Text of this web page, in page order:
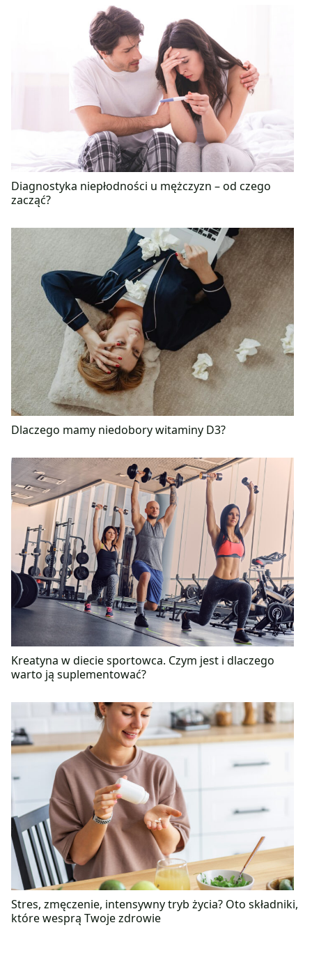
Diagnostyka niepłodności u mężczyzn – od czego
zacząć?
Dlaczego mamy niedobory witaminy D3?
Kreatyna w diecie sportowca. Czym jest i dlaczego
warto ją suplementować?
Stres, zmęczenie, intensywny tryb życia? Oto składniki,
które wesprą Twoje zdrowie